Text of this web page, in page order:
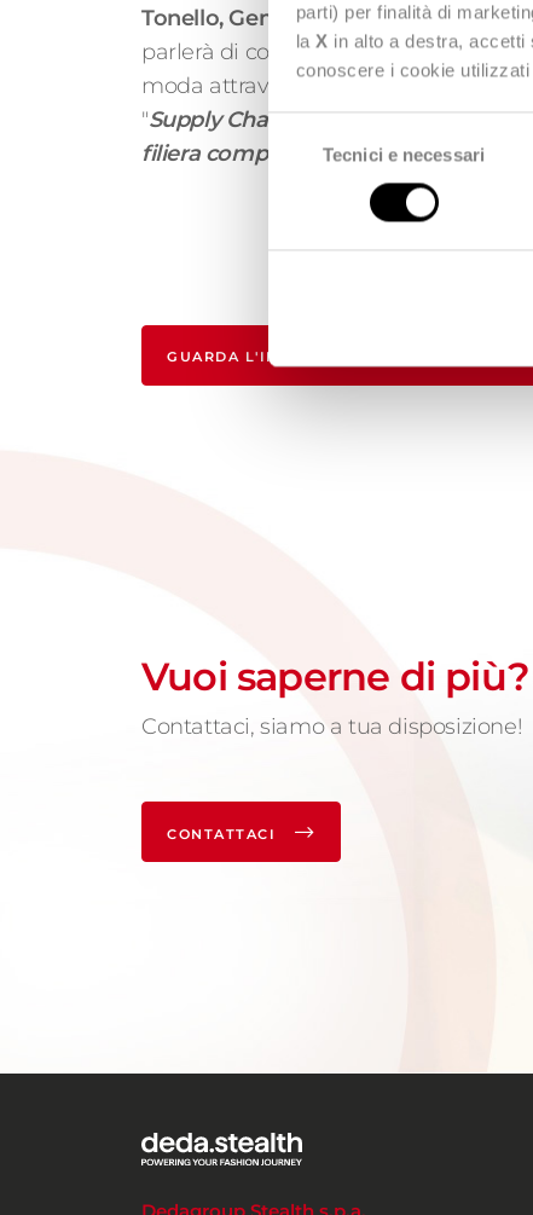
parti) per finalità di
la X in alto a destra, accetti
conoscere i cookie
Selezione
del
Tecnici e necessari
Tonello, General Manager di Deda
parlerà di come affrontare le sfide e
moda attraverso l'innovazione
"Supply Chain e Tecnologia: le sfide
filiera complessa
".
GUARDA L'INTERVISTA A LUCA TONELLO
Vuoi saperne di più?
Contattaci, siamo a tua disposizione!
CONTATTACI